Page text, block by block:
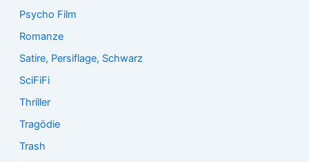
Psycho Film
Romanze
Satire, Persiflage, Schwarz
SciFiFi
Thriller
Tragödie
Trash